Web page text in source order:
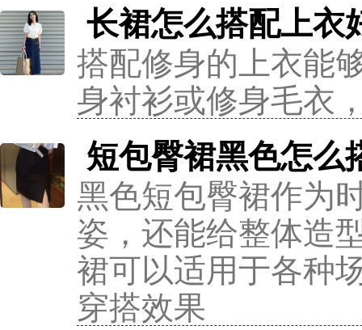
长裙怎么搭配上衣
搭配修身的上衣能
身衬衫或修身毛衣
短包臀裙黑色怎么
黑色短包臀裙作为
姿，还能给整体造
裙可以适用于各种
穿搭效果